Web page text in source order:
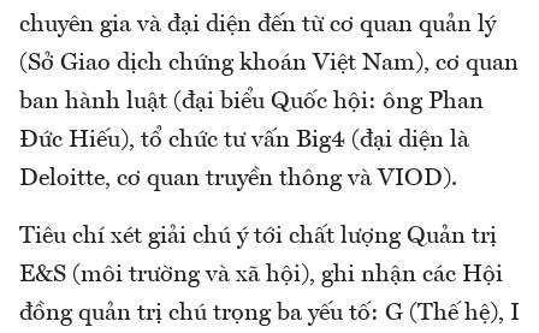
chuyên gia và đại diện đến từ cơ quan quản lý
(Sở Giao dịch chứng khoán Việt Nam), cơ quan
ban hành luật (đại biểu Quốc hội: ông Phan
Đức Hiếu), tổ chức tư vấn Big4 (đại diện là
Deloitte, cơ quan truyền thông và VIOD).
Tiêu chí xét giải chú ý tới chất lượng Quản trị
E&S (môi trường và xã hội), ghi nhận các Hội
đồng quản trị chú trọng ba yếu tố: G (Thế hệ), I